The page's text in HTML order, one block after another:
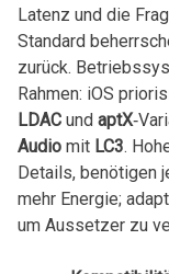
Latenz und die
Standard
zurück.
⁣Rahmen: iOS
LDACund aptX
Audiomit LC3.
Details, benötigen⁣
mehr Energie;
um ‌Aussetzer zu